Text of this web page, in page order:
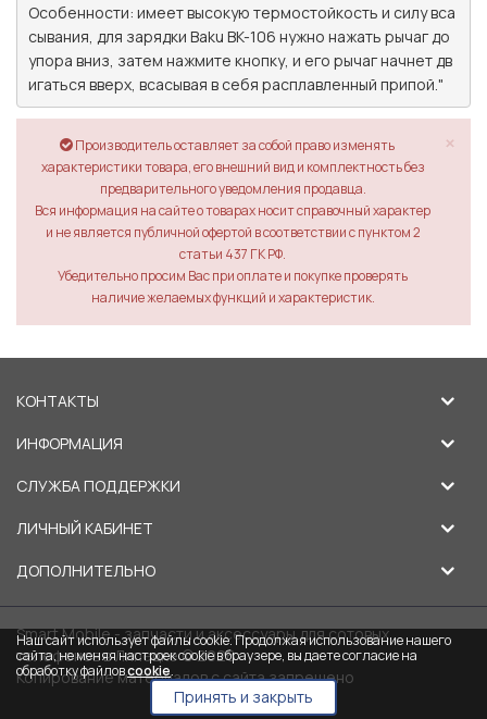
Особенности: имеет высокую термостойкость и силу вса
сывания, для зарядки Baku BK-106 нужно нажать рычаг до
упора вниз, затем нажмите кнопку, и его рычаг начнет дв
×
Производитель оставляет за собой право изменять
характеристики товара, его внешний вид и комплектность без
предварительного уведомления продавца.
Вся информация на сайте о товарах носит справочный характер
и не является публичной офертой в соответствии с пунктом 2
статьи 437 ГК РФ.
Убедительно просим Вас при оплате и покупке проверять
наличие желаемых функций и характеристик.
КОНТАКТЫ
ИНФОРМАЦИЯ
СЛУЖБА ПОДДЕРЖКИ
ЛИЧНЫЙ КАБИНЕТ
ДОПОЛНИТЕЛЬНО
Smart Mobile - запчасти и аксессуары для сотовых
телефонов в Липецке © 2026
Копирование материалов с сайта запрещено
Наш сайт использует файлы cookie. Продолжая использование нашего
сайта, не меняя настроек cookie в браузере, вы даете согласие на
обработку файловcookie.
Принять и закрыть